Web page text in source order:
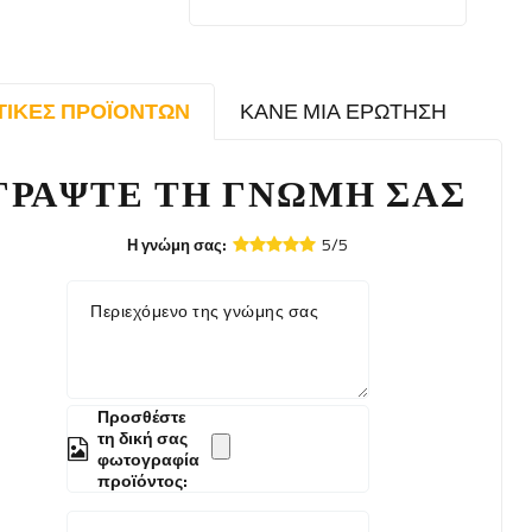
ΠΡΟΪΌΝΤΩΝ ΚΆΝΕ ΜΙΑ ΕΡΏΤΗΣΗ
ΤΗ ΓΝΏΜΗ ΣΑΣ
Η γνώμη σας: 5/5
Περιεχόμενο της γνώμης σας
Προσθέστε
τη δική σας
φωτογραφία
προϊόντος: